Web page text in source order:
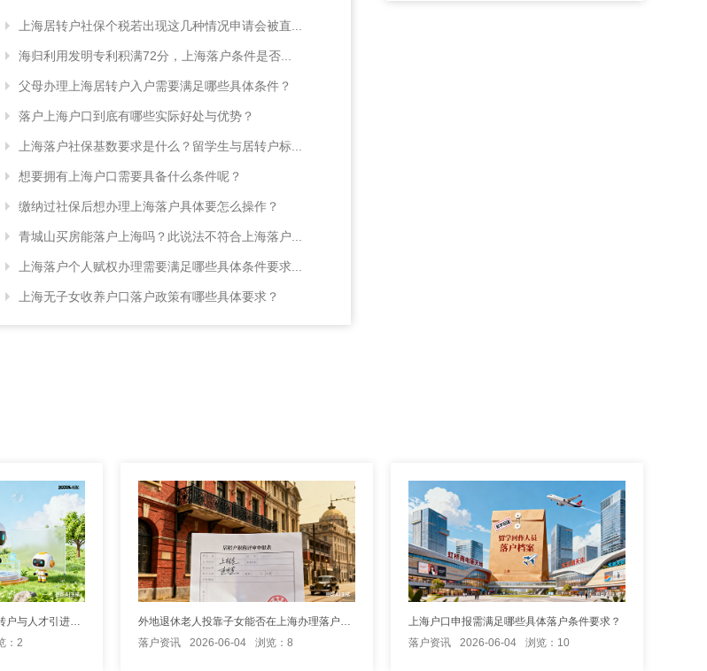
上海居转户社保个税若出现这几种情况申请会被直...
海归利用发明专利积满72分，上海落户条件是否...
父母办理上海居转户入户需要满足哪些具体条件？
落户上海户口到底有哪些实际好处与优势？
上海落户社保基数要求是什么？留学生与居转户标...
想要拥有上海户口需要具备什么条件呢？
缴纳过社保后想办理上海落户具体要怎么操作？
青城山买房能落户上海吗？此说法不符合上海落户...
上海落户个人赋权办理需要满足哪些具体条件要求...
上海无子女收养户口落户政策有哪些具体要求？
上海落户需要多少积分？居转户与人才引进的分数要求解析
：2
外地退休老人投靠子女能否在上海办理落户手续？
落户资讯
2026-06-04 浏览：8
上海户口申报需满足哪些具体落户条件要求？
落户资讯
2026-06-04 浏览：10